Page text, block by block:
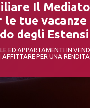
Il
tue
degli Estensi
ED APPARTAMENTI IN
PER UNA